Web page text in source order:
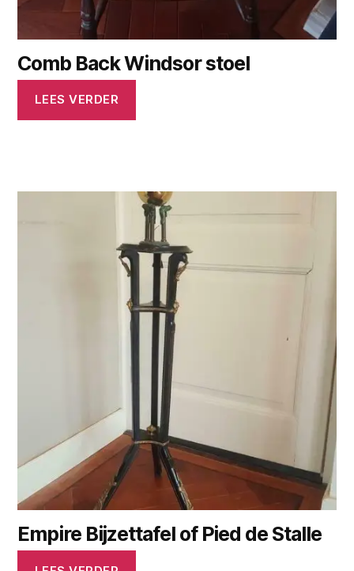
Comb Back Windsor stoel
LEES VERDER
Empire Bijzettafel of Pied de Stalle